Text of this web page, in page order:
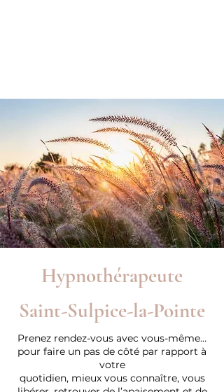
Hypnothérapeute
Saint-Sulpice-la-Pointe
Prenez rendez-vous avec vous-même…
pour faire un pas de côté par rapport à
votre
quotidien, mieux vous connaître, vous